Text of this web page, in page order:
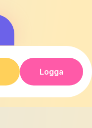
Logga